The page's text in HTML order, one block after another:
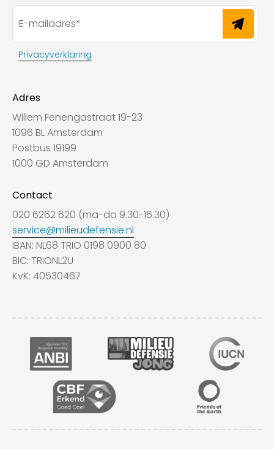
Adres
Willem Fenengastraat 19-23
1096 BL Amsterdam
Postbus 19199
1000 GD Amsterdam
Contact
020 6262 620 (ma-do 9.30-16.30)
service@milieudefensie.nl
IBAN: NL68 TRIO 0198 0900 80
BIC: TRIONL2U
KvK: 40530467
Privacyverklaring